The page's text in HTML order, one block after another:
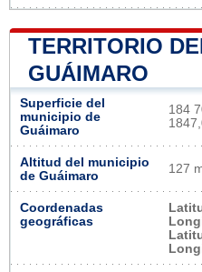
TERRITORIO
GUÁIMARO
Superficie del
municipio de
Guáimaro
184
Altitud del municipio
de Guáimaro
127
Coordenadas
geográficas